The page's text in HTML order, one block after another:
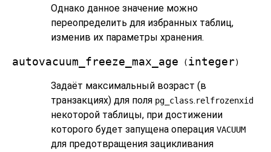
Однако данное значение можно
переопределить для избранных таблиц,
изменив их параметры хранения.
autovacuum_freeze_max_age ( integer)
Задаёт максимальный возраст (в
транзакциях) для поля pg_class.relfrozenxid
некоторой таблицы, при достижении
которого будет запущена операция VACUUM
для предотвращения зацикливания